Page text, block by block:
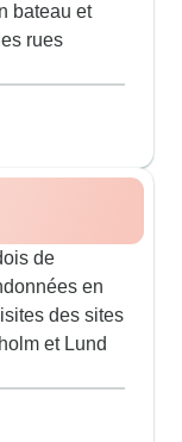
bateau et
rues
de
en
des sites
et Lund